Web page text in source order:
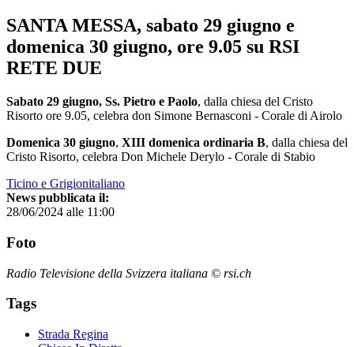
SANTA MESSA, sabato 29 giugno e
domenica 30 giugno, ore 9.05 su RSI
RETE DUE
Sabato 29 giugno, Ss. Pietro e Paolo, dalla chiesa del Cristo
Risorto ore 9.05, celebra don Simone Bernasconi - Corale di Airolo
Domenica 30 giugno, XIII domenica ordinaria B, dalla chiesa del
Cristo Risorto, celebra Don Michele Derylo - Corale di Stabio
Ticino e Grigionitaliano
News pubblicata il:
28/06/2024 alle 11:00
Foto
Radio Televisione della Svizzera italiana © rsi.ch
Tags
Strada Regina